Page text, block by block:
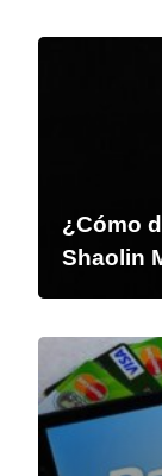
¿Cómo
Shaolin